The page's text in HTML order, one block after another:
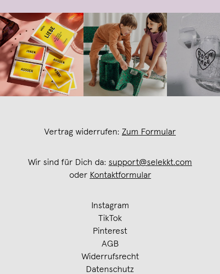
Vertrag widerrufen: Zum Formular
Wir sind für Dich da: support@selekkt.com
oder Kontaktformular
Instagram
TikTok
Pinterest
AGB
Widerrufsrecht
Datenschutz